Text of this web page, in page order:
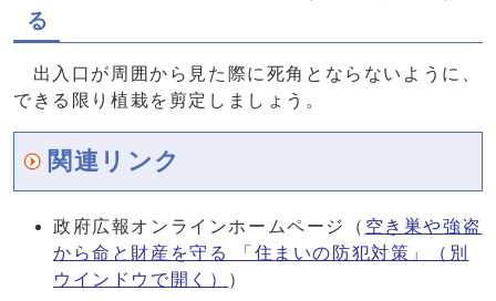
る
出入口が周囲から見た際に死角とならないように、
できる限り植栽を剪定しましょう。
関連リンク
政府広報オンラインホームページ（ 空き巣や強盗
から命と財産を守る 「住まいの防犯対策」
（別
ウインドウで開く） ）